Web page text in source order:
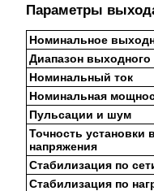
Параметры
Номинальное
Диапазон выходного
Номинальный ток
Номинальная
Пульсации и шум
Точность установки
напряжения
Стабилизация по
Стабилизация по